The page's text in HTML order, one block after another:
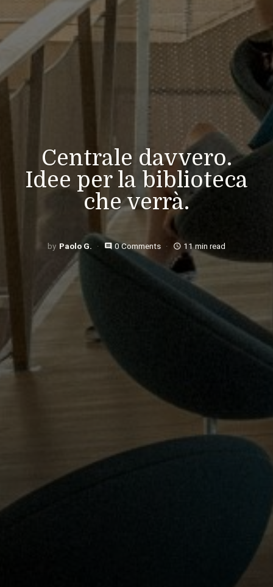
Centrale davvero.
Idee per la biblioteca
che verrà.
Paolo G. comment 0 Comments access_time 11 min read